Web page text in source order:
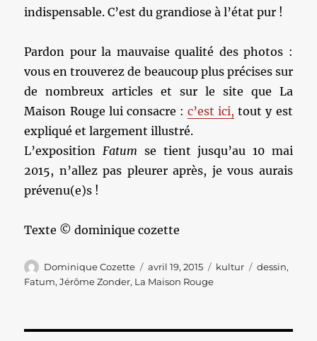
indispensable. C’est du grandiose à l’état pur !
Pardon pour la mauvaise qualité des photos :
vous en trouverez de beaucoup plus précises sur
de nombreux articles et sur le site que La
Maison Rouge lui consacre :c’est ici, tout y est
expliqué et largement illustré.
L’exposition Fatum se tient jusqu’au 10 mai
2015, n’allez pas pleurer après, je vous aurais
prévenu(e)s !
Texte © dominique cozette
Auteur
Dominique Cozette
Publié
le
avril 19, 2015 Catégories
kultur Étiquettes
dessin,
Fatum,Jérôme Zonder, La Maison Rouge